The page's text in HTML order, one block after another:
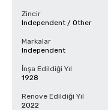
Zincir
Independent / Other
Markalar
Independent
İnşa Edildiği Yıl
1928
Renove Edildiği Yıl
2022